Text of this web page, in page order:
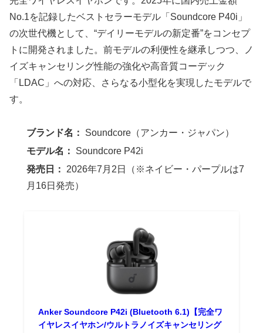
No.1を記録したベストセラーモデル「Soundcore P40i」
の次世代機として、“デイリーモデルの新定番”をコンセプ
トに開発されました。前モデルの利便性を継承しつつ、ノ
イズキャンセリング性能の強化や高音質コーデック
「LDAC」への対応、さらなる小型化を実現したモデルで
す。
ブランド名：
Soundcore（アンカー・ジャパン）
モデル名：
Soundcore P42i
発売日：
2026年7月2日（※ネイビー・パープルは7
月16日発売）
Anker Soundcore P42i (Bluetooth 6.1)【完全ワ
イヤレスイヤホン/ウルトラノイズキャンセリング